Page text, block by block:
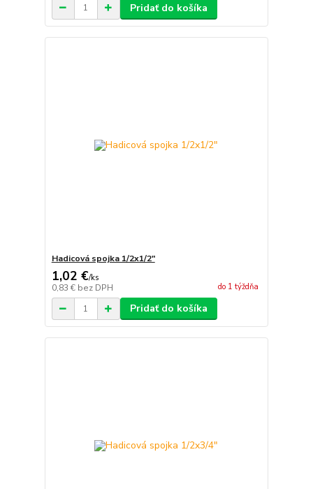
Pridať do košíka
Hadicová spojka 1/2x1/2"
1,02 €/ks
0,83 € bez DPH do 1 týždňa
Pridať do košíka